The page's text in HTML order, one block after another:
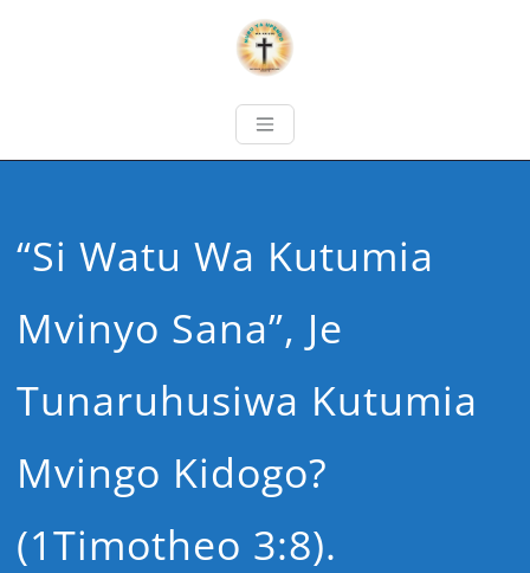
“Si Watu Wa Kutumia
Mvinyo Sana”, Je
Tunaruhusiwa Kutumia
Mvingo Kidogo?
(1Timotheo 3:8).